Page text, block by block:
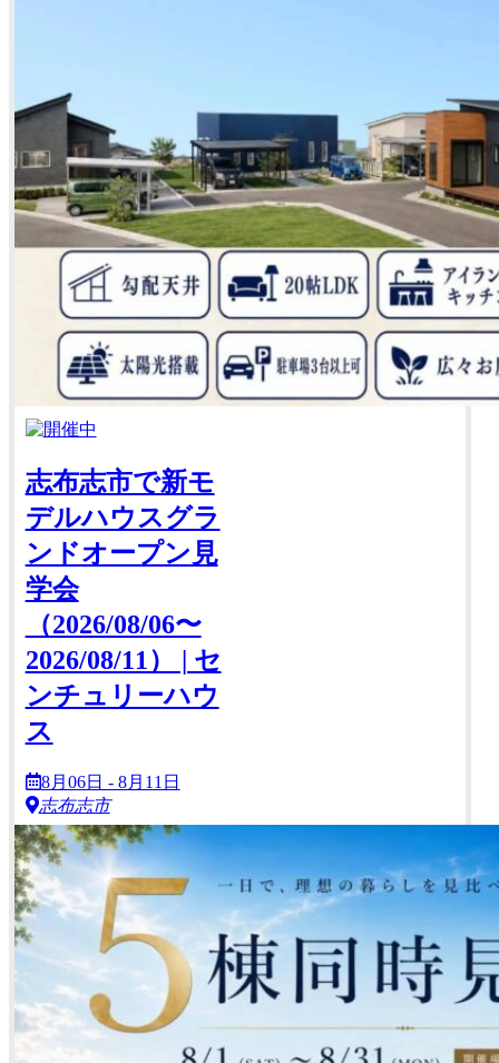
志布志市で新モ
デルハウスグラ
ンドオープン見
学会
（2026/08/06〜
2026/08/11） | セ
ンチュリーハウ
ス
8月06日 - 8月11日
志布志市